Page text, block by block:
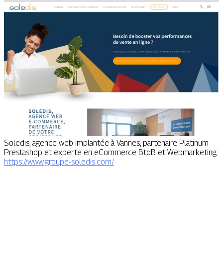
Soledis, agence web implantée à Vannes, partenaire Platinum
Prestashop et experte en eCommerce BtoB et Webmarketing.
https://www.groupe-soledis.com/